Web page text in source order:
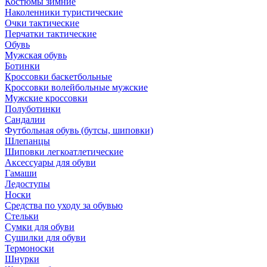
Наколенники туристические
Очки тактические
Перчатки тактические
Обувь
Мужская обувь
Ботинки
Кроссовки баскетбольные
Кроссовки волейбольные мужские
Мужские кроссовки
Полуботинки
Сандалии
Футбольная обувь (бутсы, шиповки)
Шлепанцы
Шиповки легкоатлетические
Аксессуары для обуви
Гамаши
Ледоступы
Носки
Средства по уходу за обувью
Стельки
Сумки для обуви
Сушилки для обуви
Термоноски
Шнурки